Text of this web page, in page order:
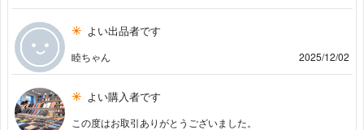
よい出品者です
睦ちゃん 2025/12/02
よい購入者です
この度はお取引ありがとうございました。